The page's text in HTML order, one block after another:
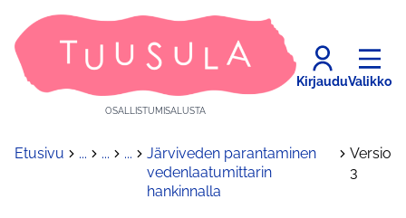
OSALLISTUMISALUSTA
KirjauduValikko
Etusivu ... ... ...
Järviveden parantaminen
vedenlaatumittarin
hankinnalla
Versio
3